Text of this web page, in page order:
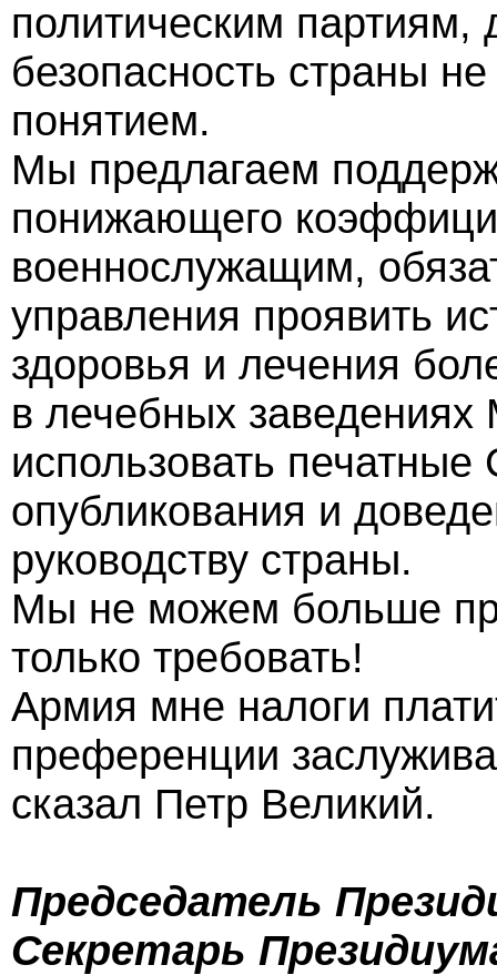
политическим партиям,
безопасность страны
понятием.
Мы предлагаем
понижающего
военнослужащим,
управления проявить
здоровья и лечения
в лечебных
использовать
опубликования и
руководству страны.
Мы не можем больше
только требовать!
Армия мне налоги
преференции
сказал Петр Великий.
Председатель
Секретарь